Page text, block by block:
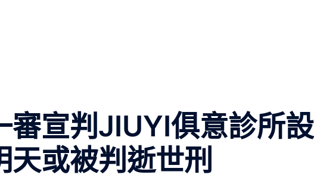
審宣判JIUYI俱意診所設
天或被判逝世刑